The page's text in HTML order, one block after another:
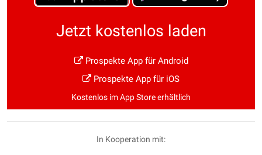
Jetzt kostenlos laden
Prospekte App für Android
Prospekte App für iOS
Kostenlos im App Store erhältlich
In Kooperation mit: